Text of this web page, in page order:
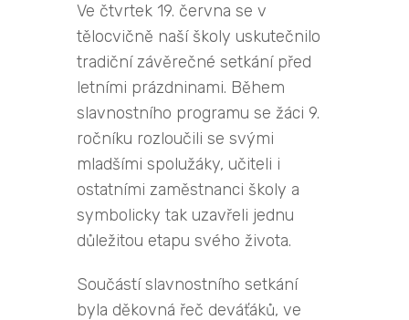
Ve čtvrtek 19. června se v
tělocvičně naší školy uskutečnilo
tradiční závěrečné setkání před
letními prázdninami. Během
slavnostního programu se žáci 9.
ročníku rozloučili se svými
mladšími spolužáky, učiteli i
ostatními zaměstnanci školy a
symbolicky tak uzavřeli jednu
důležitou etapu svého života.
Součástí slavnostního setkání
byla děkovná řeč deváťáků, ve